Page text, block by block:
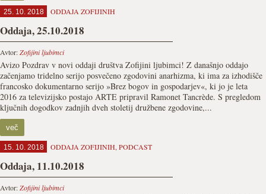
25. 10. 2018 ODDAJA ZOFIJINIH
Oddaja, 25.10.2018
Avtor:Zofijini ljubimci
Avizo Pozdrav v novi oddaji društva Zofijini ljubimci! Z današnjo oddajo
začenjamo tridelno serijo posvečeno zgodovini anarhizma, ki ima za izhodišče
francosko dokumentarno serijo »Brez bogov in gospodarjev«, ki jo je leta
2016 za televizijsko postajo ARTE pripravil Ramonet Tancrède. S pregledom
ključnih dogodkov zadnjih dveh stoletij družbene zgodovine,...
več
15. 10. 2018 ODDAJA ZOFIJINIH, PODCAST
Oddaja, 11.10.2018
Avtor:Zofijini ljubimci